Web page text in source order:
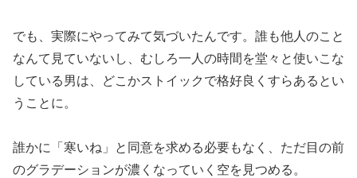
でも、実際にやってみて気づいたんです。誰も他人のこと
なんて見ていないし、むしろ一人の時間を堂々と使いこな
している男は、どこかストイックで格好良くすらあるとい
うことに。
誰かに「寒いね」と同意を求める必要もなく、ただ目の前
のグラデーションが濃くなっていく空を見つめる。